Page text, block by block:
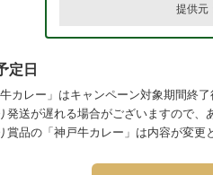
提供元
定日
カレー」はキャンペーン対象期間終
発送が遅れる場合がございますので、
賞品の「神戸牛カレー」は内容が変